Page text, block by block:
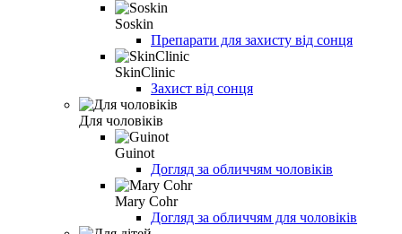
Soskin
Препарати для захисту від сонця
SkinClinic
Захист від сонця
Для чоловіків
Guinot
Догляд за обличчям чоловіків
Mary Cohr
Догляд за обличчям для чоловіків